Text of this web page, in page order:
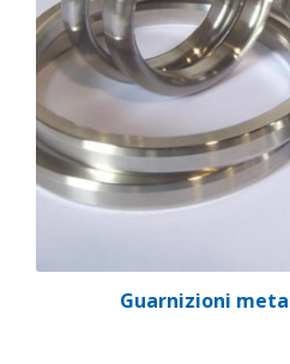
Guarnizioni